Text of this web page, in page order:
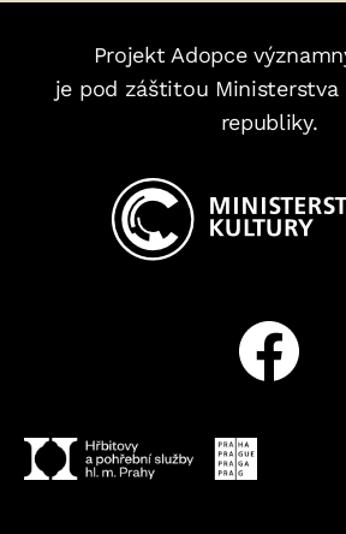
Projekt Adopce
je pod záštitou Ministerstva
republiky.